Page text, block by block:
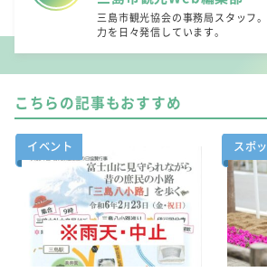
三島市観光協会の事務局スタッフ
力を日々発信しています。
こちらの記事もおすすめ
イベント スポ